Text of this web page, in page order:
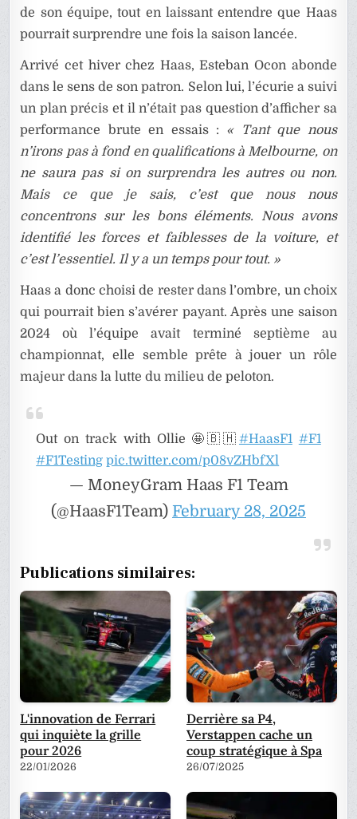
de son équipe, tout en laissant entendre que Haas
pourrait surprendre une fois la saison lancée.
Arrivé cet hiver chez Haas, Esteban Ocon abonde
dans le sens de son patron. Selon lui, l’écurie a suivi
un plan précis et il n’était pas question d’afficher sa
performance brute en essais : « Tant que nous
n’irons pas à fond en qualifications à Melbourne, on
ne saura pas si on surprendra les autres ou non.
Mais ce que je sais, c’est que nous nous
concentrons sur les bons éléments. Nous avons
identifié les forces et faiblesses de la voiture, et
c’est l’essentiel. Il y a un temps pour tout. »
Haas a donc choisi de rester dans l’ombre, un choix
qui pourrait bien s’avérer payant. Après une saison
2024 où l’équipe avait terminé septième au
championnat, elle semble prête à jouer un rôle
majeur dans la lutte du milieu de peloton.
Out on track with Ollie 🤩🇧🇭 #HaasF1 #F1
#F1Testing pic.twitter.com/p08vZHbfXl
— MoneyGram Haas F1 Team
(@HaasF1Team) February 28, 2025
Publications similaires:
L'innovation de Ferrari
qui inquiète la grille
pour 2026
22/01/2026
Derrière sa P4,
Verstappen cache un
coup stratégique à Spa
26/07/2025